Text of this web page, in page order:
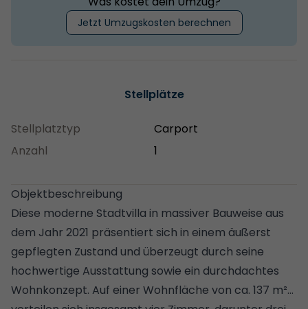
Jetzt Umzugskosten berechnen
Stellplätze
Stellplatztyp
Carport
Anzahl
1
Objektbeschreibung
Diese moderne Stadtvilla in massiver Bauweise aus
dem Jahr 2021 präsentiert sich in einem äußerst
gepflegten Zustand und überzeugt durch seine
hochwertige Ausstattung sowie ein durchdachtes
Wohnkonzept. Auf einer Wohnfläche von ca. 137 m²